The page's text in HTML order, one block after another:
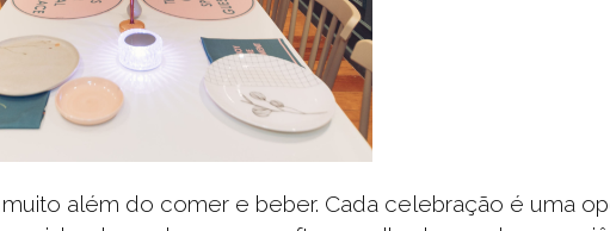
além do comer e beber. Cada celebração é uma